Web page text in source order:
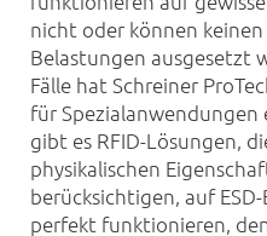
nicht oder können
Belastungen ausgesetzt
Fälle hat Schreiner
für Spezialanwendungen
gibt es RFID-Lösungen,
physikalischen
berücksichtigen, auf
perfekt funktionieren,